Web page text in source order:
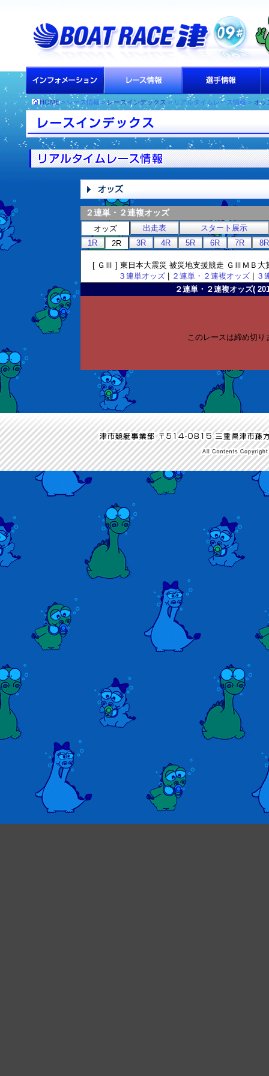
HOME> レース情報 >レースインデックス > リアルタイムレース情報 > オッ
２連単・２連複オッズ
オッズ 出走表
スタート展示
1R
2R 3R 4R 5R 6R 7R 8R
[ ＧⅢ ] 東日本大震災 被災地支援競走 ＧⅢＭＢ
３連単オッズ| ２連単・２連複オッズ|
３
２連単・２連複オッズ(
このレースは締め切り